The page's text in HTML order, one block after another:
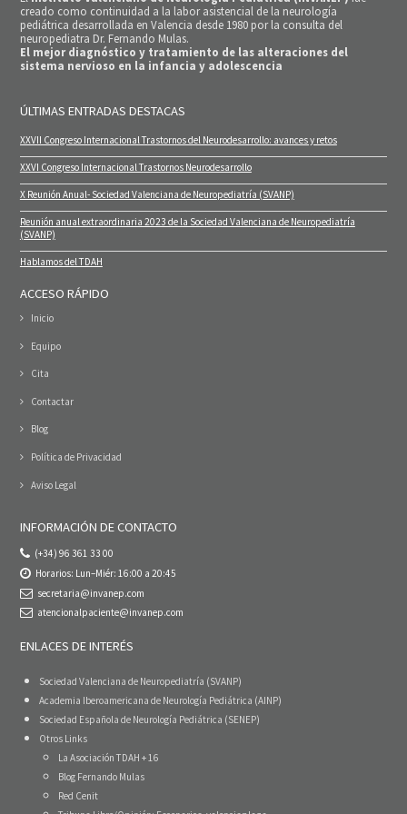
creado como continuidad a la labor asistencial de la neurología
pediátrica desarrollada en Valencia desde 1980 por la consulta del
neuropediatra Dr. Fernando Mulas.
El mejor diagnóstico y tratamiento de las alteraciones del
sistema nervioso en la infancia y adolescencia
ÚLTIMAS ENTRADAS DESTACAS
XXVII Congreso Internacional Trastornos del Neurodesarrollo: avances y retos
XXVI Congreso Internacional Trastornos Neurodesarrollo
X Reunión Anual- Sociedad Valenciana de Neuropediatría (SVANP)
Reunión anual extraordinaria 2023 de la Sociedad Valenciana de Neuropediatría
(SVANP)
Hablamos del TDAH
ACCESO RÁPIDO
Inicio
Equipo
Cita
Contactar
Blog
Política de Privacidad
Aviso Legal
INFORMACIÓN DE CONTACTO
(+34) 96 361 33 00
Horarios: Lun–Miér: 16:00 a 20:45
secretaria@invanep.com
atencionalpaciente@invanep.com
ENLACES DE INTERÉS
Sociedad Valenciana de Neuropediatría (SVANP)
Academia Iberoamericana de Neurología Pediátrica (AINP)
Sociedad Española de Neurología Pediátrica (SENEP)
Otros Links
La Asociación TDAH + 16
Blog Fernando Mulas
Red Cenit